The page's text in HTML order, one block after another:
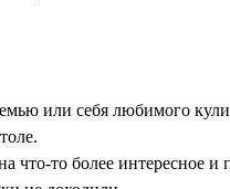
или себя любимого
то более интересное и